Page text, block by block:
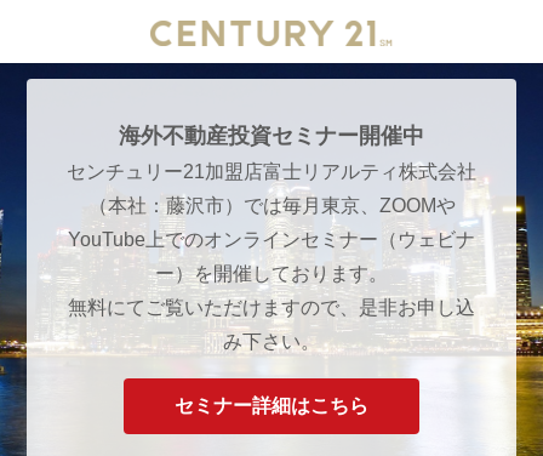
海外不動産投資セミナー開催中
センチュリー21加盟店富士リアルティ株式会社
（本社：藤沢市）では毎月東京、ZOOMや
YouTube上でのオンラインセミナー（ウェビナ
ー）を開催しております。
無料にてご覧いただけますので、是非お申し込
み下さい。
セミナー詳細はこちら